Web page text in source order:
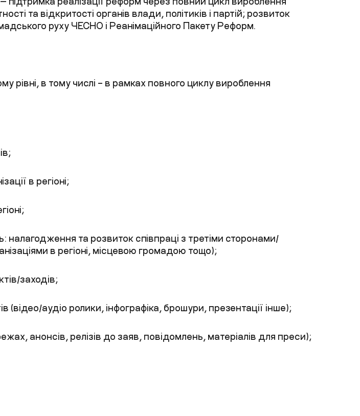
та відкритості органів влади, політиків і партій; розвиток
руху ЧЕСНО і Реанімаційного Пакету Реформ.
рівні, в тому числі – в рамках повного циклу вироблення
в регіоні;
та розвиток співпраці з третіми сторонами/
в регіоні, місцевою громадою тощо);
заходів;
аудіо ролики, інфографіка, брошури, презентації інше);
анонсів, релізів до заяв, повідомлень, матеріалів для преси);